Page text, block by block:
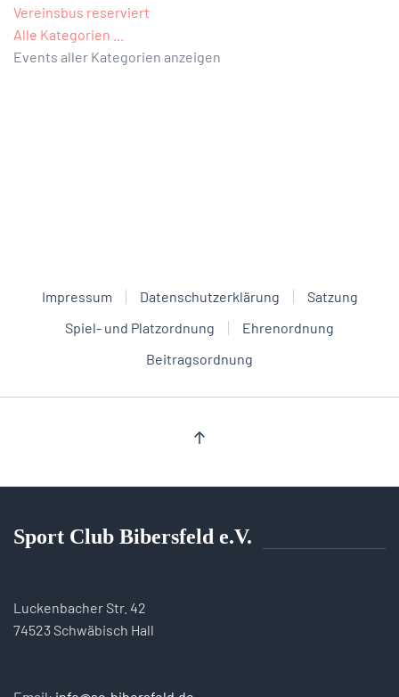
Vereinsbus reserviert
Alle Kategorien ...
Events aller Kategorien anzeigen
Impressum Datenschutzerklärung
Satzung
Spiel- und Platzordnung
Ehrenordnung
Beitragsordnung
Sport Club Bibersfeld e.V.
Luckenbacher Str. 42
74523 Schwäbisch Hall